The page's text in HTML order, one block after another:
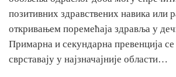
позитивних здравствених навика или
откривањем поремећаја здравља у
Примарна и секундарна превенција се
сврставају у најзначајније области…